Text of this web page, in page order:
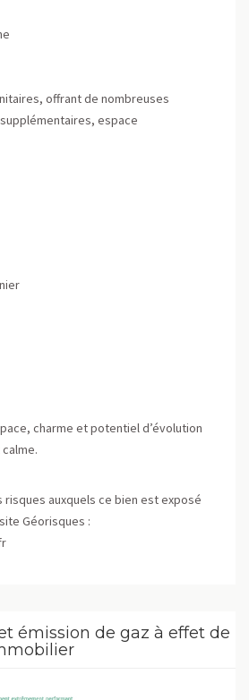
offrant de nombreuses
espace
charme et potentiel d’évolution
risques auxquels ce bien est exposé
Géorisques :
émission de gaz à effet de